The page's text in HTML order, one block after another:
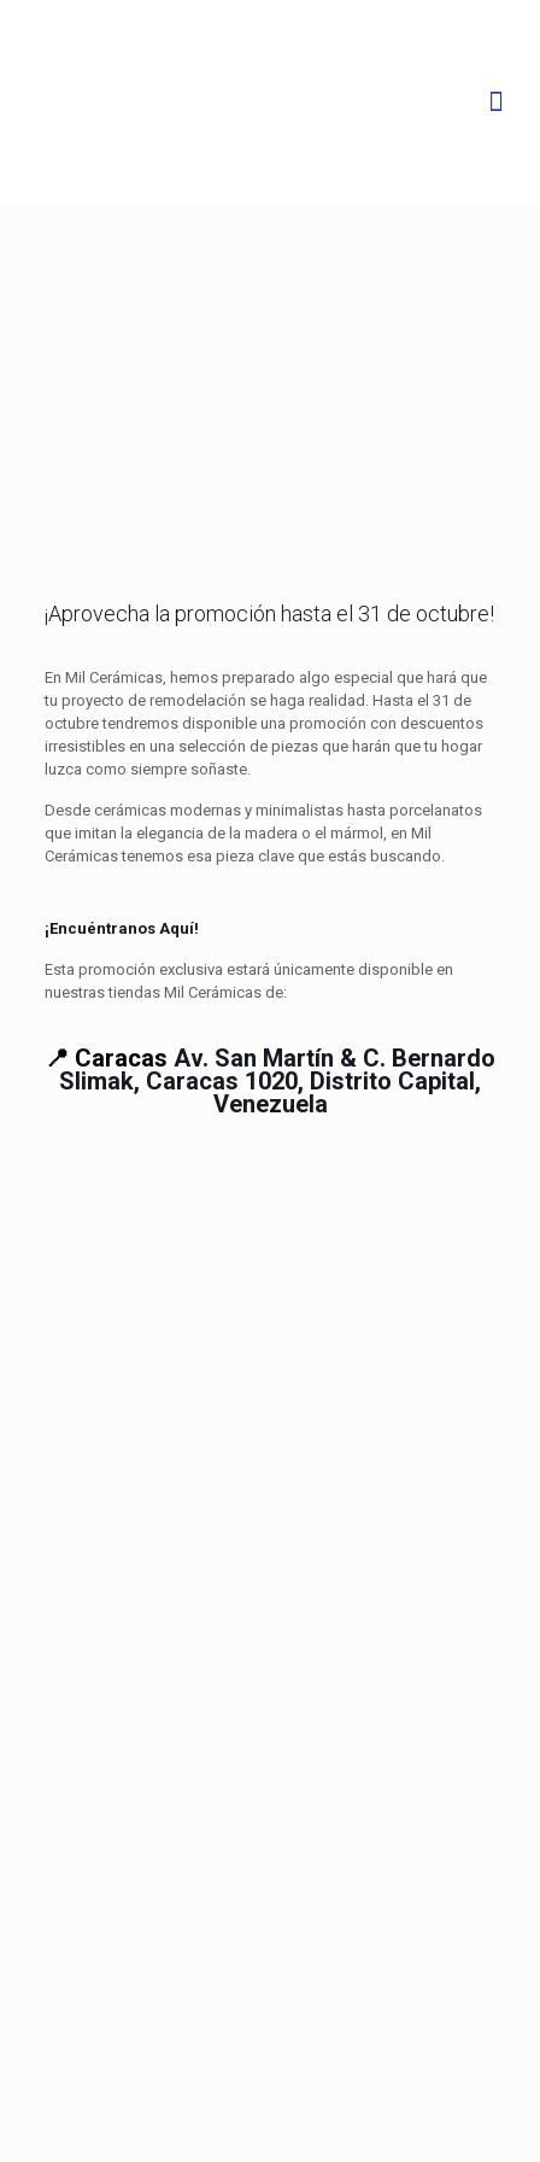
¡Aprovecha la promoción hasta el 31 de octubre!
En Mil Cerámicas, hemos preparado algo especial que hará que
tu proyecto de remodelación se haga realidad. Hasta el 31 de
octubre tendremos disponible una promoción con descuentos
irresistibles en una selección de piezas que harán que tu hogar
luzca como siempre soñaste.
Desde cerámicas modernas y minimalistas hasta porcelanatos
que imitan la elegancia de la madera o el mármol, en Mil
Cerámicas tenemos esa pieza clave que estás buscando.
¡Encuéntranos Aquí!
Esta promoción exclusiva estará únicamente disponible en
nuestras tiendas Mil Cerámicas de:
📍 Caracas Av. San Martín & C. Bernardo
Slimak, Caracas 1020, Distrito Capital,
Venezuela